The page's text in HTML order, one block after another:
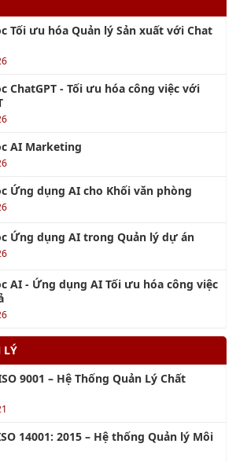
Tối ưu hóa Quản lý Sản xuất với Chat
ChatGPT - Tối ưu hóa công việc với
AI Marketing
Ứng dụng AI cho Khối văn phòng
Ứng dụng AI trong Quản lý dự án
AI - Ứng dụng AI Tối ưu hóa công việc
LÝ
9001 – Hệ Thống Quản Lý Chất
14001: 2015 – Hệ thống Quản lý Môi